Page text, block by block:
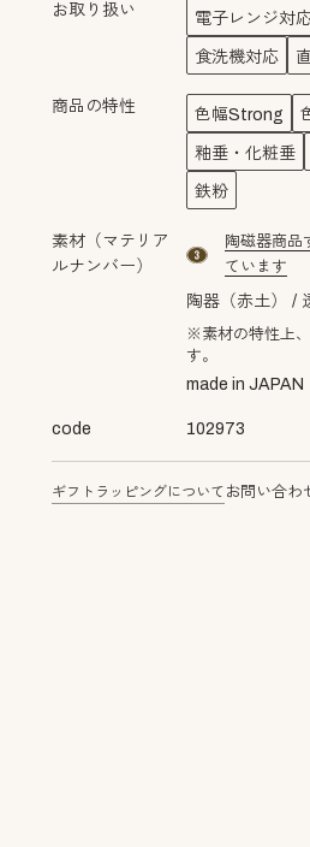
お取り扱い 電子レンジ対
食洗機対応
商品の特性 色幅Strong
釉垂・化粧垂
鉄粉
素材（マテリア
ルナンバー）
material
陶磁器商品
ています
陶器（赤土）
※素材の特性上
す。
made in JAPAN
code 102973
ギフトラッピングについて お問い合わ